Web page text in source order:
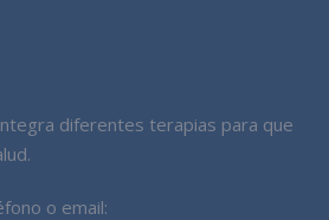
diferentes terapias para que
o email: